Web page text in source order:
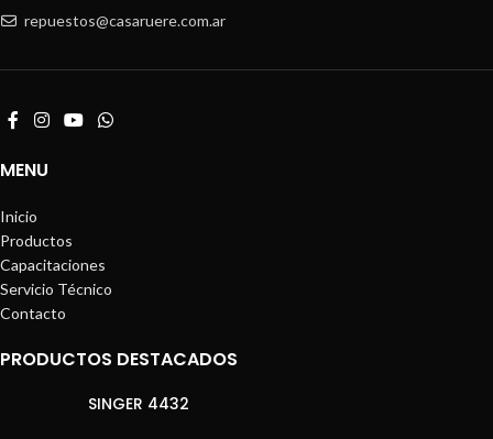
repuestos@casaruere.com.ar
MENU
Inicio
Productos
Capacitaciones
Servicio Técnico
Contacto
PRODUCTOS DESTACADOS
SINGER 4432